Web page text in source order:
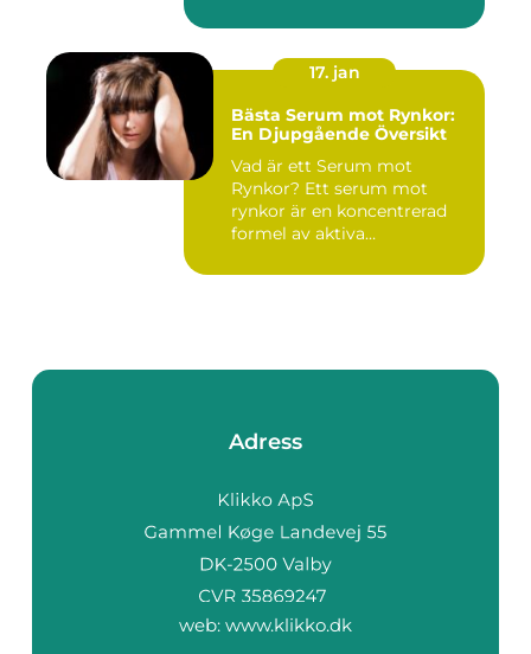
17. jan
Bästa Serum mot Rynkor:
En Djupgående Översikt
Vad är ett Serum mot
Rynkor? Ett serum mot
rynkor är en koncentrerad
formel av aktiva
Adress
web: www.klikko.dk